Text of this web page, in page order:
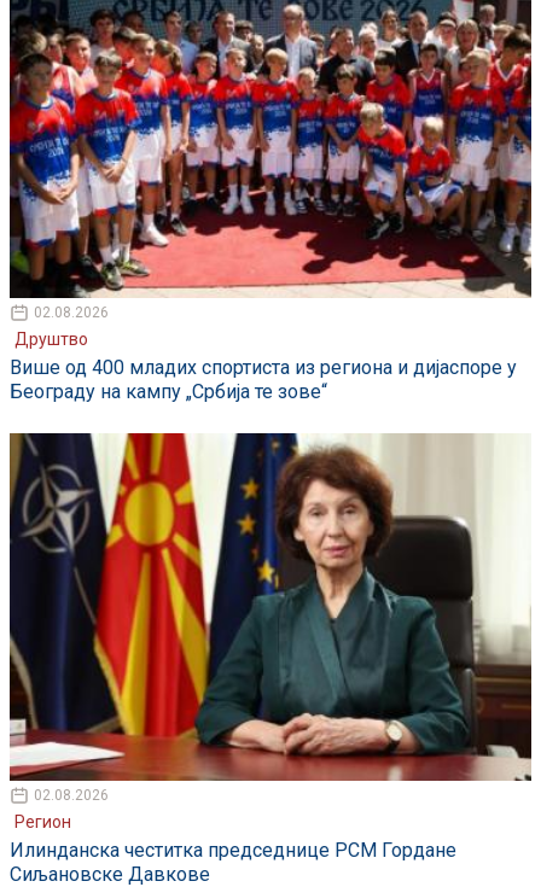
02.08.2026
Друштво
Више од 400 младих спортиста из региона и дијаспоре у
Београду на кампу „Србија те зове“
02.08.2026
Регион
Илинданска честитка председнице РСМ Гордане
Сиљановске Давкове